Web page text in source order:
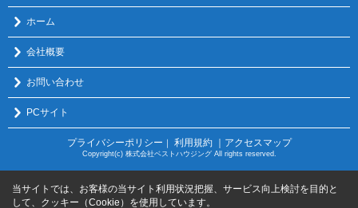
ホーム
会社概要
お問い合わせ
PCサイト
プライバシーポリシー ｜ 利用規約 ｜アクセスマップ
Copyright(c) 株式会社ベストハウジング All rights reserved.
当サイトでは、お客様の当サイト利用状況把握、サービス向上検討を目的と
して、クッキー（Cookie）を使用しています。